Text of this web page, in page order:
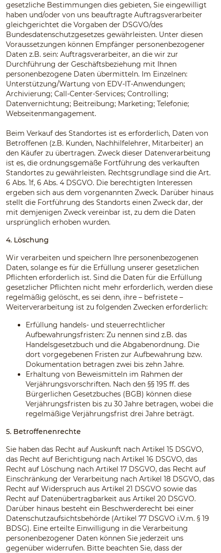
gesetzliche Bestimmungen dies gebieten, Sie eingewilligt
haben und/oder von uns beauftragte Auftragsverarbeiter
gleichgerichtet die Vorgaben der DSGVO/des
Bundesdatenschutzgesetzes gewährleisten. Unter diesen
Voraussetzungen können Empfänger personenbezogener
Daten z.B. sein: Auftragsverarbeiter, an die wir zur
Durchführung der Geschäftsbeziehung mit Ihnen
personenbezogene Daten übermitteln. Im Einzelnen:
Unterstützung/Wartung von EDV-IT-Anwendungen;
Archivierung; Call-Center-Services; Controlling;
Datenvernichtung; Beitreibung; Marketing; Telefonie;
Webseitenmangagement.
Beim Verkauf des Standortes ist es erforderlich, Daten von
Betroffenen (z.B. Kunden, Nachhilfelehrer, Mitarbeiter) an
den Käufer zu übertragen. Zweck dieser Datenverarbeitung
ist es, die ordnungsgemäße Fortführung des verkauften
Standortes zu gewährleisten. Rechtsgrundlage sind die Art.
6 Abs. 1f, 6 Abs. 4 DSGVO. Die berechtigten Interessen
ergeben sich aus dem vorgenannten Zweck. Darüber hinaus
stellt die Fortführung des Standorts einen Zweck dar, der
mit demjenigen Zweck vereinbar ist, zu dem die Daten
ursprünglich erhoben wurden.
4. Löschung
Wir verarbeiten und speichern Ihre personenbezogenen
Daten, solange es für die Erfüllung unserer gesetzlichen
Pflichten erforderlich ist. Sind die Daten für die Erfüllung
gesetzlicher Pflichten nicht mehr erforderlich, werden diese
regelmäßig gelöscht, es sei denn, ihre – befristete –
Weiterverarbeitung ist zu folgenden Zwecken erforderlich:
Erfüllung handels- und steuerrechtlicher
Aufbewahrungsfristen: Zu nennen sind z.B. das
Handelsgesetzbuch und die Abgabenordnung. Die
dort vorgegebenen Fristen zur Aufbewahrung bzw.
Dokumentation betragen zwei bis zehn Jahre.
Erhaltung von Beweismitteln im Rahmen der
Verjährungsvorschriften. Nach den §§ 195 ff. des
Bürgerlichen Gesetzbuches (BGB) können diese
Verjährungsfristen bis zu 30 Jahre betragen, wobei die
regelmäßige Verjährungsfrist drei Jahre beträgt.
5. Betroffenenrechte
Sie haben das Recht auf Auskunft nach Artikel 15 DSGVO,
das Recht auf Berichtigung nach Artikel 16 DSGVO, das
Recht auf Löschung nach Artikel 17 DSGVO, das Recht auf
Einschränkung der Verarbeitung nach Artikel 18 DSGVO, das
Recht auf Widerspruch aus Artikel 21 DSGVO sowie das
Recht auf Datenübertragbarkeit aus Artikel 20 DSGVO.
Darüber hinaus besteht ein Beschwerderecht bei einer
Datenschutzaufsichtsbehörde (Artikel 77 DSGVO i.V.m. § 19
BDSG). Eine erteilte Einwilligung in die Verarbeitung
personenbezogener Daten können Sie jederzeit uns
gegenüber widerrufen. Bitte beachten Sie, dass der